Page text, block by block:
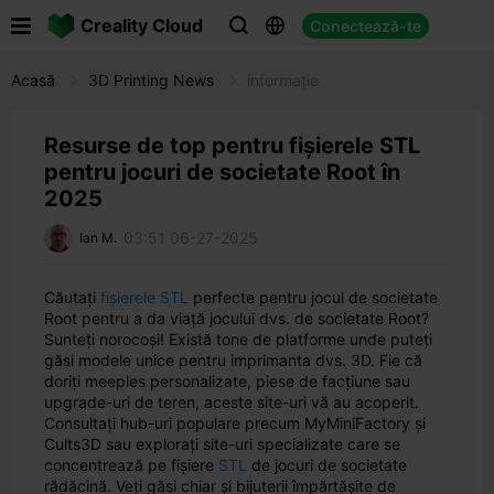
Creality Cloud   Conectează-te
Acasă 3D Printing News
Resurse de top pentru fișierele STL
pentru jocuri de societate Root în
2025
Ian M. 03:51 06-27-2025
Căutați fișierele STL perfecte pentru jocul de societate
Root pentru a da viață jocului dvs. de societate Root?
Sunteți norocoși! Există tone de platforme unde puteți
găsi modele unice pentru imprimanta dvs. 3D. Fie că
doriți meeples personalizate, piese de facțiune sau
upgrade-uri de teren, aceste site-uri vă au acoperit.
Consultați hub-uri populare precum MyMiniFactory și
Cults3D sau explorați site-uri specializate care se
concentrează pe fișiere STL de jocuri de societate
rădăcină. Veți găsi chiar și bijuterii împărtășite de